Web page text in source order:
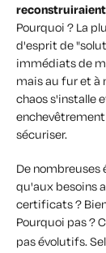
reconstruiraient
Pourquoi ? La
d'esprit de
immédiats de
mais au fur et à
chaos s'installe
sécuriser.
De nombreuses
qu'aux besoins
certificats ?
Pourquoi pas ?
pas évolutifs.